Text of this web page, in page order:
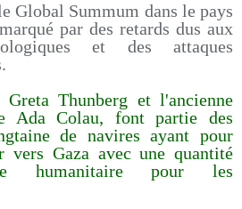
Global Summum dans le pays
par des retards dus aux
et des attaques
Greta Thunberg et l'ancienne
Ada Colau, font partie des
de navires ayant pour
vers Gaza avec une quantité
humanitaire pour les